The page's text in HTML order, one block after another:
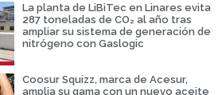
La planta de LiBiTec en Linares evita
287 toneladas de CO₂ al año tras
ampliar su sistema de generación de
nitrógeno con Gaslogic
Coosur Squizz, marca de Acesur,
amplia su gama con un nuevo aceite